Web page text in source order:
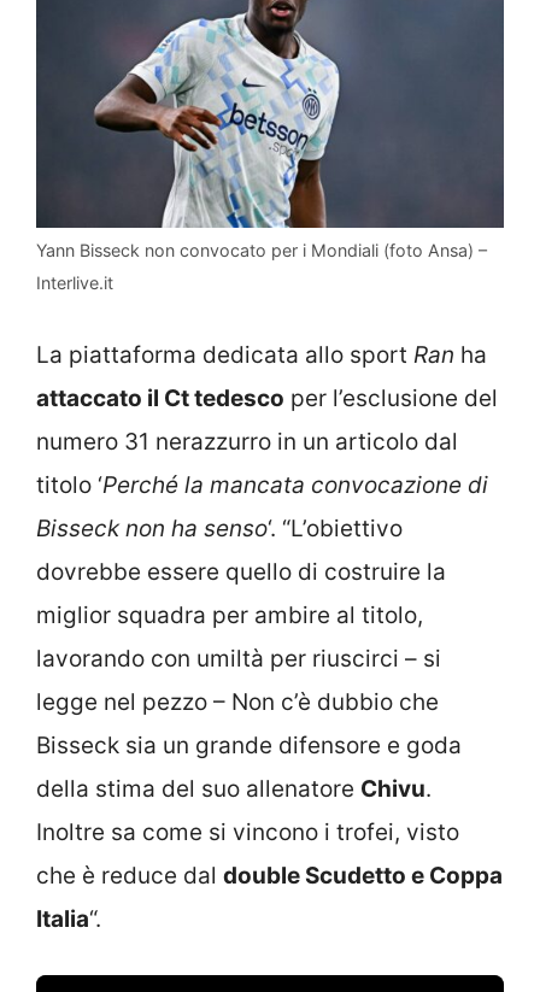
Yann Bisseck non convocato per i Mondiali (foto Ansa) –
Interlive.it
La piattaforma dedicata allo sport Ran ha
attaccato il Ct tedesco per l’esclusione del
numero 31 nerazzurro in un articolo dal
titolo ‘Perché la mancata convocazione di
Bisseck non ha senso‘. “L’obiettivo
dovrebbe essere quello di costruire la
miglior squadra per ambire al titolo,
lavorando con umiltà per riuscirci – si
legge nel pezzo – Non c’è dubbio che
Bisseck sia un grande difensore e goda
della stima del suo allenatore Chivu.
Inoltre sa come si vincono i trofei, visto
che è reduce dal double Scudetto e Coppa
Italia“.